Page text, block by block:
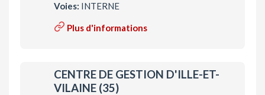
Voies: INTERNE
Plus d'informations
CENTRE DE GESTION D'ILLE-ET-
VILAINE (35)